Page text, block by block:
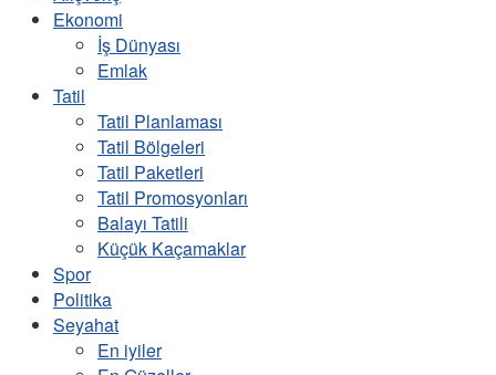
Ekonomi
İş Dünyası
Emlak
Tatil
Tatil Planlaması
Tatil Bölgeleri
Tatil Paketleri
Tatil Promosyonları
Balayı Tatili
Küçük Kaçamaklar
Spor
Politika
Seyahat
En iyiler